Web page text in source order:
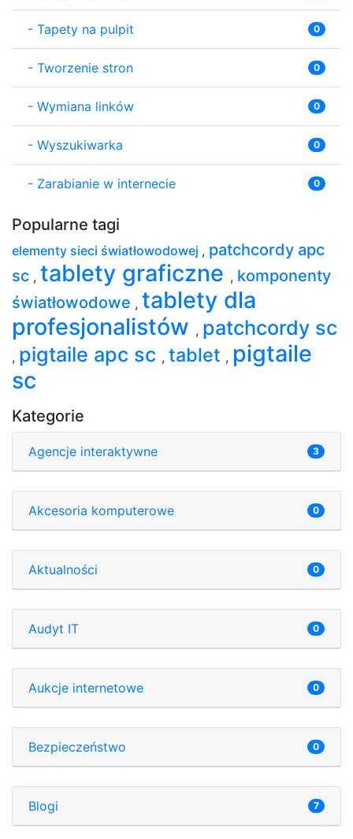
- Tapety na pulpit 0
- Tworzenie stron 0
- Wymiana linków 0
- Wyszukiwarka 0
- Zarabianie w internecie 0
Popularne tagi
elementy sieci światłowodowej , patchcordy apc
sc , tablety graficzne , komponenty
światłowodowe , tablety dla
profesjonalistów , patchcordy sc
, pigtaile apc sc , tablet , pigtaile
sc
Kategorie
Agencje interaktywne 3
Akcesoria komputerowe 0
Aktualności 0
Audyt IT 0
Aukcje internetowe 0
Bezpieczeństwo 0
Blogi 7